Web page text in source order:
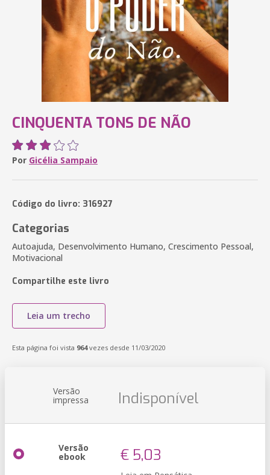
CINQUENTA TONS DE NÃO
Por Gicélia Sampaio
Código do livro: 316927
Categorias
Autoajuda, Desenvolvimento Humano, Crescimento Pessoal,
Motivacional
Compartilhe este livro
Leia um trecho
Esta página foi vista 964vezes desde 11/03/2020
Versão
impressa Indisponível
Versão
ebook € 5,03